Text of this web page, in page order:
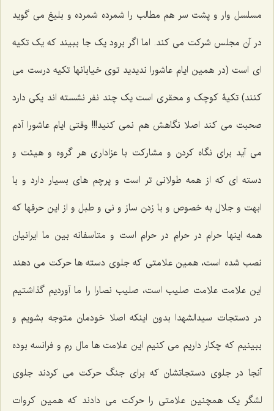
مسلسل وار و پشت سر هم مطالب را شمرده شمرده و بلیغ می گوید
در آن مجلس شرکت می کند. اما اگر برود یک جا ببیند که یک تکیه
ای است (در همین ایام عاشورا ندیدید توی خیابانها تکیه درست می
کنند) تکیۀ کوچک و محقری است یک چند نفر نشسته اند یکی دارد
صحبت می کند اصلا نگاهش هم نمی کنید!!! وقتی ایام عاشورا آدم
می آید برای نگاه کردن و مشارکت با عزاداری هر گروه و هیئت و
دسته ای که از همه طولانی تر است و پرچم های بسیار دارد و با
ابهت و جلال به خصوص و با زدن ساز و نی و طبل و از این حرفها که
همه اینها حرام در حرام در حرام است و متاسفانه بین ما ایرانیان
نصب شده است، همین علامتی که جلوی دسته ها حرکت می دهند
این علامت علامت صلیب است، صلیب نصارا را ما آوردیم گذاشتیم
در دستجات سیدالشهدا بدون اینکه اصلا خودمان متوجه بشویم و
ببینیم که چکار داریم می کنیم این علامت ها مال رم و فرانسه بوده
آنجا در جلوی دستجاتشان که برای جنگ حرکت می کردند جلوی
لشگر یک همچنین علامتی را حرکت می دادند که همین کروات